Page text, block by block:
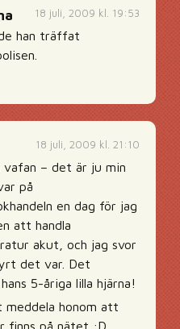
18 juli, 2009 kl. 19:53
han träffat
18 juli, 2009 kl. 21:10
vafan – det är ju min
på
en dag för jag
att handla
akut, och jag svor
det var. Det
5-åriga lilla hjärna!
meddela honom att
finns på nätet :D